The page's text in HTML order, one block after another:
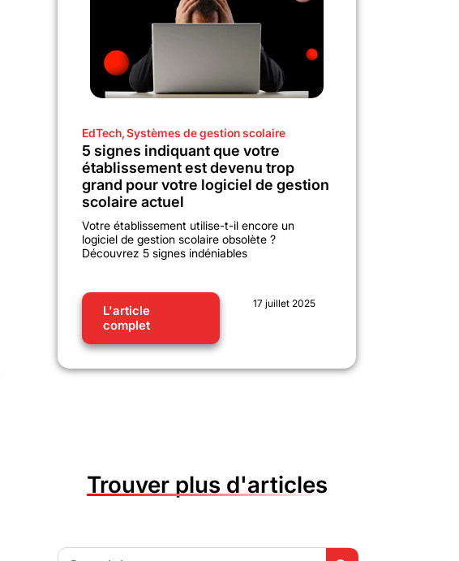
EdTech,Systèmes de gestion scolaire
5 signes indiquant que votre
établissement est devenu trop
grand pour votre logiciel de gestion
scolaire actuel
Votre établissement utilise-t-il encore un
logiciel de gestion scolaire obsolète ?
Découvrez 5 signes indéniables
L'article
complet
17 juillet 2025
Trouver plus d'articles
Search
Search Button